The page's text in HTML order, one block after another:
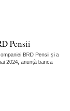
Pensii
BRD Pensii și a
2024, anunță banca